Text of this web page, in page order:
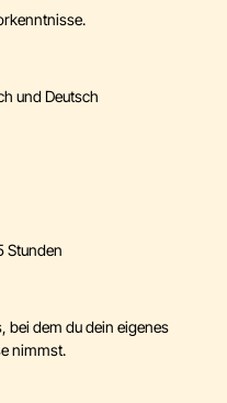
und Deutsch
Stunden
bei dem du dein eigenes
nimmst.